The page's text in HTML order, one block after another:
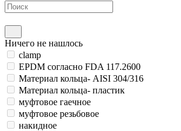
Ничего не нашлось
clamp
EPDM согласно FDA 117.2600
Материал кольца- AISI 304/316
Материал кольца- пластик
муфтовое гаечное
муфтовое резьбовое
накидное